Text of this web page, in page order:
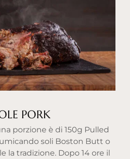
PORK
porzione è di 150g Pulled
soli Boston Butt o
la tradizione. Dopo 14 ore il